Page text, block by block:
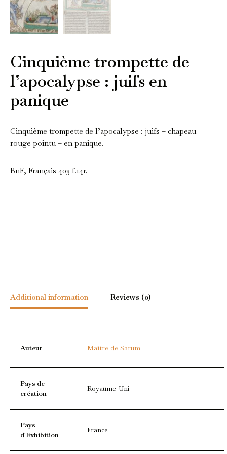
Cinquième trompette de
l’apocalypse : juifs en
panique
Cinquième trompette de l’apocalypse : juifs – chapeau
rouge pointu – en panique.
BnF, Français 403 f.14r.
Additional information Reviews (0)
Auteur Maître de Sarum
Pays de
création
Royaume-Uni
Pays
d'Exhibition
France